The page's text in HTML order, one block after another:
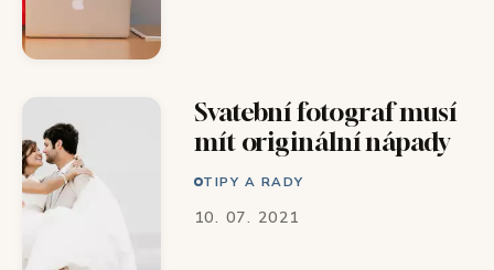
Svatební fotograf musí
mít originální nápady
TIPY A RADY
10. 07. 2021